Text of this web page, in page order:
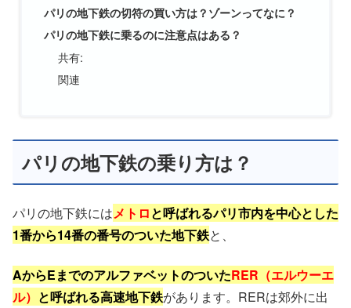
パリの地下鉄の切符の買い方は？ゾーンってなに？
パリの地下鉄に乗るのに注意点はある？
共有:
関連
パリの地下鉄の乗り方は？
パリの地下鉄にはメトロと呼ばれるパリ市内を中心とした
1番から14番の番号のついた地下鉄と、
AからEまでのアルファベットのついたRER（エルウーエ
ル） と呼ばれる高速地下鉄があります。RERは郊外に出